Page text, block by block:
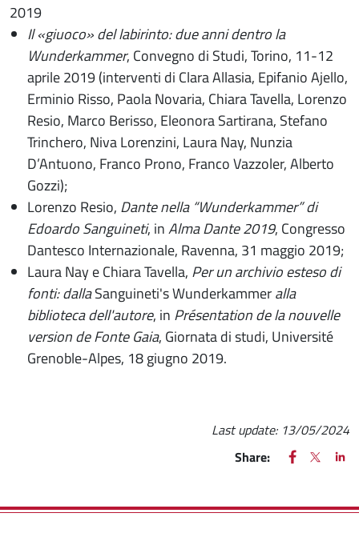
2019
Il «giuoco» del labirinto: due anni dentro la
Wunderkammer, Convegno di Studi, Torino, 11-12
aprile 2019 (interventi di Clara Allasia, Epifanio Ajello,
Erminio Risso, Paola Novaria, Chiara Tavella, Lorenzo
Resio, Marco Berisso, Eleonora Sartirana, Stefano
Trinchero, Niva Lorenzini, Laura Nay, Nunzia
D’Antuono, Franco Prono, Franco Vazzoler, Alberto
Gozzi);
Lorenzo Resio, Dante nella “Wunderkammer” di
Edoardo Sanguineti, inAlma Dante 2019, Congresso
Dantesco Internazionale, Ravenna, 31 maggio 2019;
Laura Nay e Chiara Tavella, Per un archivio esteso di
fonti: dallaSanguineti's Wunderkammeralla
biblioteca dell'autore, in Présentation de la nouvelle
version de Fonte Gaia, Giornata di studi, Université
Grenoble-Alpes, 18 giugno 2019.
Last update: 13/05/2024
Share:
FACEBOOK
(apre una
X
(apre